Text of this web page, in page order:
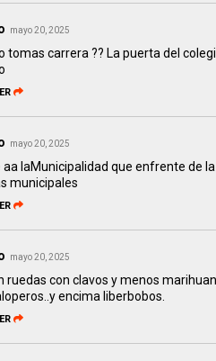
mayo 20, 2025
tomas carrera ?? La puerta del
mayo 20, 2025
aa laMunicipalidad que enfrente de
municipales
mayo 20, 2025
ruedas con clavos y menos
encima liberbobos.